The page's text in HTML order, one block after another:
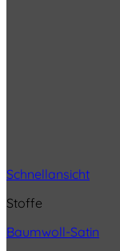
Schnellansicht
Stoffe
Baumwoll-Satin